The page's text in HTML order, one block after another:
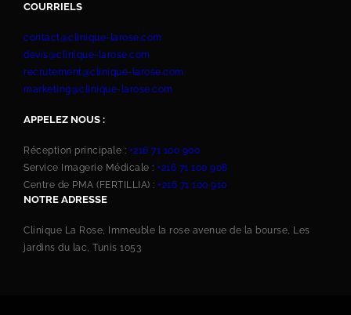
COURRIELS
contact@clinique-larose.com
devis@clinique-larose.com
recrutement@clinique-larose.com
marketing@clinique-larose.com
APPELEZ NOUS :
Réception principale : +216 71 100 900
Service Imagerie Médicale : +216 71 100 908
Centre de PMA (FERTILLIA) : +216 71 100 910
NOTRE ADRESSE
Clinique La Rose, Immeuble la rose avenue de la bourse, Les
jardins du lac, Tunis 1053